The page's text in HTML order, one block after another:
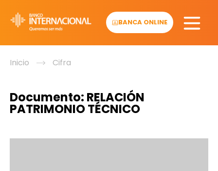
content
BANCA ONLINE
Inicio Cifra
Documento: RELACIÓN
PATRIMONIO TÉCNICO